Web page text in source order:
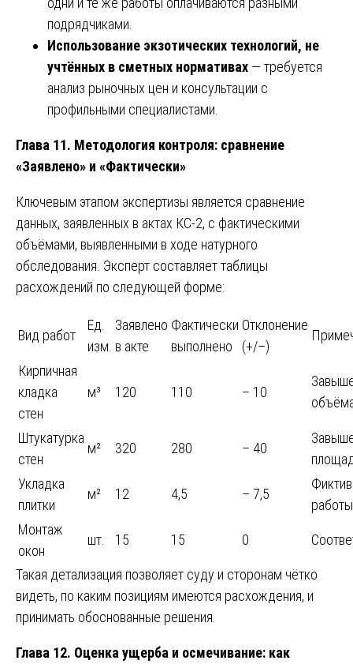
подрядчиками.
Использование экзотических технологий, не
учтённых в сметных нормативах — требуется
анализ рыночных цен и консультации с
профильными специалистами.
Глава 11. Методология контроля: сравнение
«Заявлено» и «Фактически»
Ключевым этапом экспертизы является сравнение
данных, заявленных в актах КС-2, с фактическими
объёмами, выявленными в ходе натурного
обследования. Эксперт составляет таблицы
расхождений по следующей форме:
Вид работ
Ед.
изм.
Заявлено
в акте
Фактически
выполнено
Отклонение
(+/–)
Кирпичная
кладка
стен
м³ 120 110 – 10
Штукатурка
стен
м² 320 280 – 40
Укладка
плитки
м² 12 4,5 – 7,5
работы
Монтаж
окон
шт. 15 15 0
Такая детализация позволяет суду и сторонам чётко
видеть, по каким позициям имеются расхождения, и
принимать обоснованные решения.
Глава 12. Оценка ущерба и осмечивание: как